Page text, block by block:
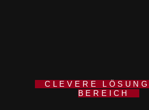
CLEVERE
BEREICH